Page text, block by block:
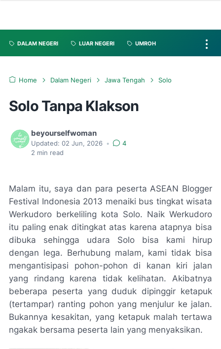
DALAM NEGERI LUAR NEGERI UMROH
Home Dalam Negeri Jawa Tengah Solo
Solo Tanpa Klakson
beyourselfwoman
Updated: 02 Jun, 2026 •
4
2 min read
Malam itu, saya dan para peserta ASEAN Blogger
Festival Indonesia 2013 menaiki bus tingkat wisata
Werkudoro berkeliling kota Solo. Naik Werkudoro
itu paling enak ditingkat atas karena atapnya bisa
dibuka sehingga udara Solo bisa kami hirup
dengan lega. Berhubung malam, kami tidak bisa
mengantisipasi pohon-pohon di kanan kiri jalan
yang rindang karena tidak kelihatan. Akibatnya
beberapa peserta yang duduk dipinggir ketapuk
(tertampar) ranting pohon yang menjulur ke jalan.
Bukannya kesakitan, yang ketapukmalah tertawa
ngakak bersama peserta lain yang menyaksikan.